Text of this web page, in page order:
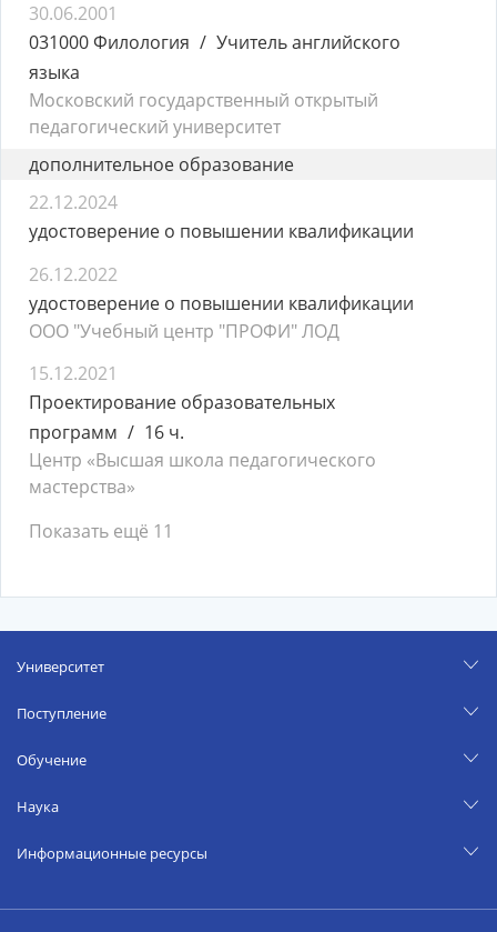
30.06.2001
031000 Филология
Учитель английского
языка
Московский государственный открытый
педагогический университет
дополнительное образование
22.12.2024
удостоверение о повышении квалификации
26.12.2022
удостоверение о повышении квалификации
ООО "Учебный центр "ПРОФИ" ЛОД
15.12.2021
Проектирование образовательных
программ
16 ч.
Центр «Высшая школа педагогического
мастерства»
Показать ещё 11
Университет
Поступление
Обучение
Наука
Информационные ресурсы